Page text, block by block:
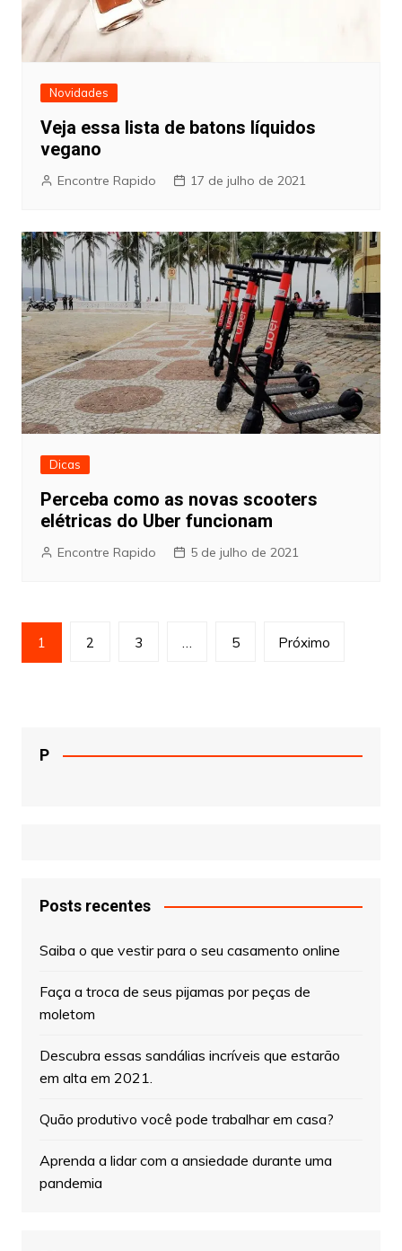
Novidades
Veja essa lista de batons líquidos
vegano
Encontre Rapido 17 de julho de 2021
Dicas
Perceba como as novas scooters
elétricas do Uber funcionam
Encontre Rapido 5 de julho de 2021
Paginação
de
1 2 3 … 5 Próximo
P
Posts recentes
Saiba o que vestir para o seu casamento online
Faça a troca de seus pijamas por peças de
moletom
Descubra essas sandálias incríveis que estarão
em alta em 2021.
Quão produtivo você pode trabalhar em casa?
Aprenda a lidar com a ansiedade durante uma
pandemia